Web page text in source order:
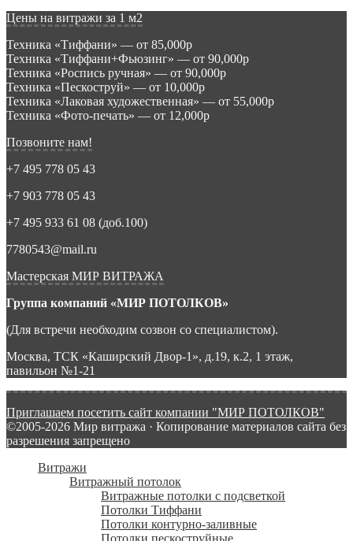
Цены на витражи за 1 м2
Техника «Тиффани» — от 85,000р
Техника «Тиффани+Фьюзинг» — от 90,000р
Техника «Роспись ручная» — от 90,000р
Техника «Пескоструй» — от 10,000р
Техника «Лаковая художественная» — от 55,000р
Техника «Фото-печать» — от 12,000р
Позвоните нам!
+7 495 778 05 43
+7 903 778 05 43
+7 495 933 61 08 (доб.100)
7780543@mail.ru
Мастерская МИР ВИТРАЖА
Группа компаний «МИР ПОТОЛКОВ»
(Для встречи необходим созвон со специалистом).
Москва, ТСК «Каширский Двор-1», д.19, к.2, 1 этаж,
павильон №1-21
Приглашаем посетить сайт компании "МИР ПОТОЛКОВ"
©2005-2026 Мир витража · Копирование материалов сайта без
разрешения запрещено
Витражи
Витражный потолок
Витражные потолки с подсветкой
Потолки Тиффани
Потолки контурно-заливные
Потолки пескоструйные